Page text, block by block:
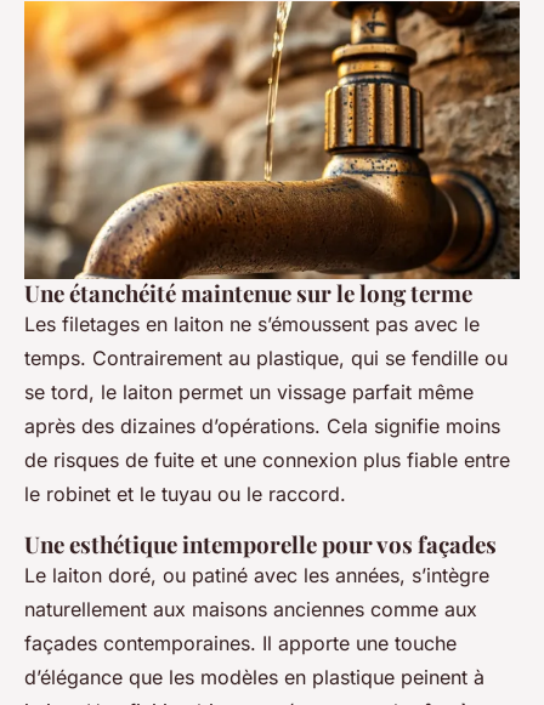
Une étanchéité maintenue sur le long terme
Les filetages en laiton ne s’émoussent pas avec le
temps. Contrairement au plastique, qui se fendille ou
se tord, le laiton permet un vissage parfait même
après des dizaines d’opérations. Cela signifie moins
de risques de fuite et une connexion plus fiable entre
le robinet et le tuyau ou le raccord.
Une esthétique intemporelle pour vos façades
Le laiton doré, ou patiné avec les années, s’intègre
naturellement aux maisons anciennes comme aux
façades contemporaines. Il apporte une touche
d’élégance que les modèles en plastique peinent à